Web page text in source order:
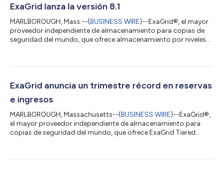
ExaGrid lanza la versión 8.1
MARLBOROUGH, Mass.--(BUSINESS WIRE)--ExaGrid®, el mayor
proveedor independiente de almacenamiento para copias de
seguridad del mundo, que ofrece almacenamiento por niveles
ataques de ransomware, anunció el día de hoy el lanzamiento
lo siguiente: Compatibilidad con Cohesity DataProtect Utiliza el
ExaGrid anuncia un trimestre récord en reservas
e ingresos
MARLBOROUGH, Massachusetts--(BUSINESS WIRE)--ExaGrid®,
el mayor proveedor independiente de almacenamiento para
copias de seguridad del mundo, que ofrece ExaGrid Tiered
recuperación tras ataques de ransomware, anunció hoy que